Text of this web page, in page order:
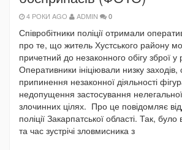
4 РОКИ AGO ADMIN 0
Співробітники поліції отримали
про те, що житель Хустського району
причетний до незаконного обігу зброї у
Оперативники ініціювали низку
припинення незаконної діяльності
недопущення застосування
злочинних цілях. Про це повідомляє
поліції Закарпатської області. Так,
та час зустрічі зловмисника з